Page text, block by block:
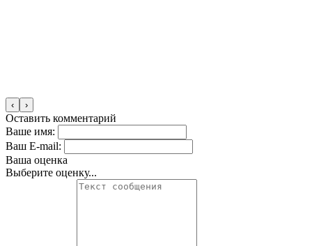
‹ ›
Оставить комментарий
Ваше имя:
Ваш E-mail:
Ваша оценка
Выберите оценку...